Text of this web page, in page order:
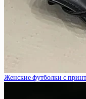
Женские футболки с